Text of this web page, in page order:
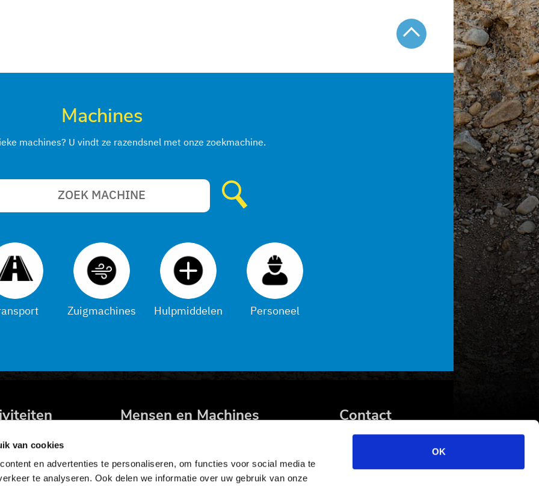
van cookies
en advertenties te personaliseren, om functies voor social media te
te analyseren. Ook delen we informatie over uw gebruik van onze
OK
Naar top van de pagina
Machines
machines? U vindt ze razendsnel met onze zoekmachine.
Zuigmachines Hulpmiddelen Personeel
en materiaal
Mensen en Machines
Transport
Zuigmachines
Contact
2641 KT Pijnacker